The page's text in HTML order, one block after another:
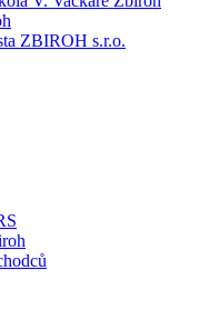
ZBIROH s.r.o.